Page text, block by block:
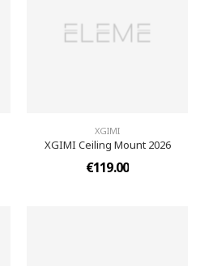
XGIMI
XGIMI Ceiling Mount 2026
€119.00